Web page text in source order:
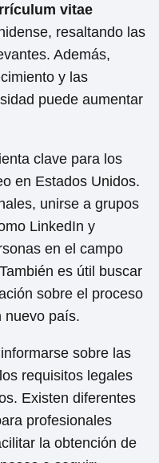
vitae
resaltando las
Además,
y las
puede aumentar
clave para los
en Estados Unidos.
unirse a grupos
LinkedIn y
en el campo
es útil buscar
sobre el proceso
nuevo país.
sobre las
requisitos legales
Existen diferentes
profesionales
la obtención de